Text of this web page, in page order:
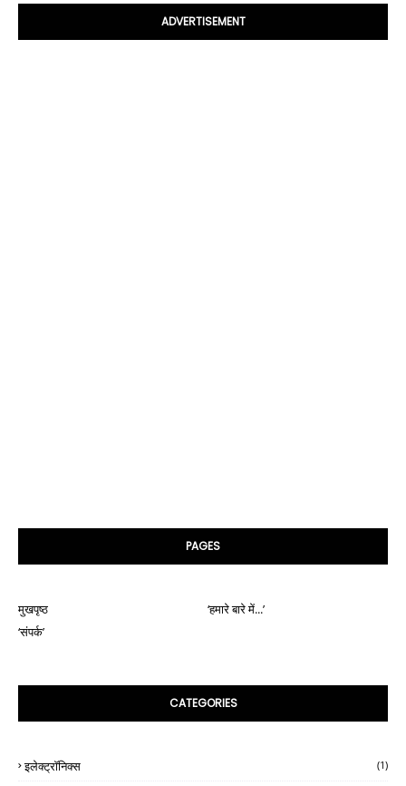
ADVERTISEMENT
PAGES
मुखपृष्ठ
‘हमारे बारे में...’
‘संपर्क’
CATEGORIES
इलेक्ट्रॉनिक्स (1)